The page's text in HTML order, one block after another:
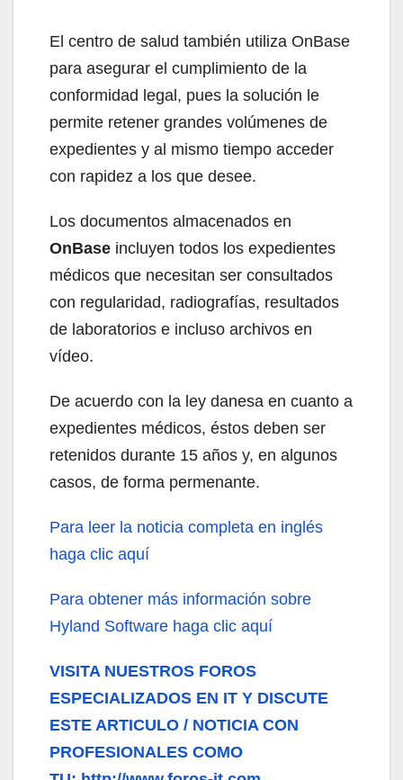
El centro de salud también utiliza OnBase
para asegurar el cumplimiento de la
conformidad legal, pues la solución le
permite retener grandes volúmenes de
expedientes y al mismo tiempo acceder
con rapidez a los que desee.
Los documentos almacenados en
OnBase incluyen todos los expedientes
médicos que necesitan ser consultados
con regularidad, radiografías, resultados
de laboratorios e incluso archivos en
vídeo.
De acuerdo con la ley danesa en cuanto a
expedientes médicos, éstos deben ser
retenidos durante 15 años y, en algunos
casos, de forma permenante.
Para leer la noticia completa en inglés
haga clic aquí
Para obtener más información sobre
Hyland Software haga clic aquí
VISITA NUESTROS FOROS
ESPECIALIZADOS EN IT Y DISCUTE
ESTE ARTICULO / NOTICIA CON
PROFESIONALES COMO